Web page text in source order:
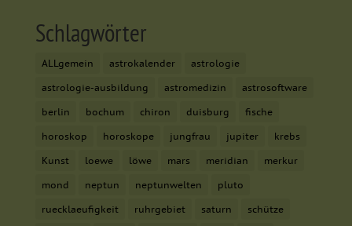
Schlagwörter
ALLgemein astrokalender astrologie
astrologie-ausbildung astromedizin astrosoftware
berlin bochum chiron duisburg fische
horoskop horoskope jungfrau jupiter krebs
Kunst loewe löwe mars meridian merkur
mond neptun neptunwelten pluto
ruecklaeufigkeit ruhrgebiet saturn schütze